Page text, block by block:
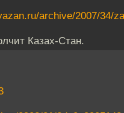
archive/2007/34/
Казах-Стан.